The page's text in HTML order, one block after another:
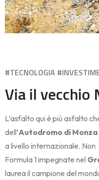
#TECNOLOGIA
Via il vecchio
L’asfalto qui è più asfalto
dell’Autodromo di Monza
a livello internazionale. Non
Formula 1 impegnate nel
laurea il campione del